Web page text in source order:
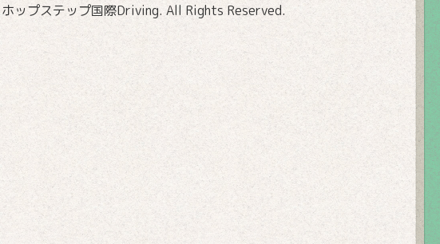
ップステップ国際Driving. All Rights Reserved.